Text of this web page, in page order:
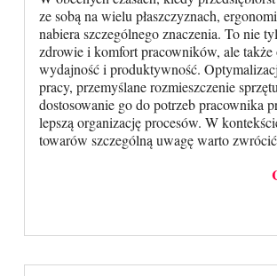
ze sobą na wielu płaszczyznach,
nabiera szczególnego znaczenia. To nie
zdrowie i komfort pracowników, ale także
wydajność i produktywność.
pracy, przemyślane rozmieszczenie
dostosowanie go do potrzeb pracownika
lepszą organizację procesów. W
towarów szczególną uwagę warto